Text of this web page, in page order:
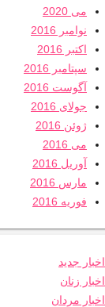
می 2020
نوامبر 2016
اکتبر 2016
سپتامبر 2016
آگوست 2016
جولای 2016
ژوئن 2016
می 2016
آوریل 2016
مارس 2016
فوریه 2016
اخبار جدید
اخبار زنان
اخبار مردان